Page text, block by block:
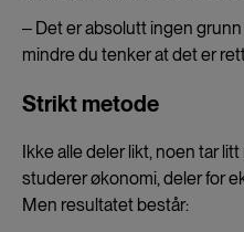
‒ Det er absolutt ingen
mindre du tenker at det er
Strikt metode
Ikke alle deler likt, noen tar
studerer økonomi, deler for
Men resultatet består: